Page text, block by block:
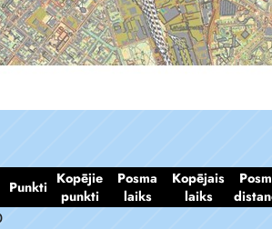
Punkti Kopējie
punkti
Posma
laiks
Kopējais
laiks